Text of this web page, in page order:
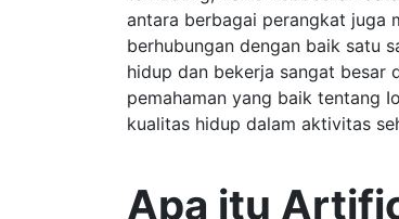
antara berbagai perangkat juga
berhubungan dengan baik satu
hidup dan bekerja sangat besar
pemahaman yang baik tentang
kualitas hidup dalam aktivitas
Apa itu